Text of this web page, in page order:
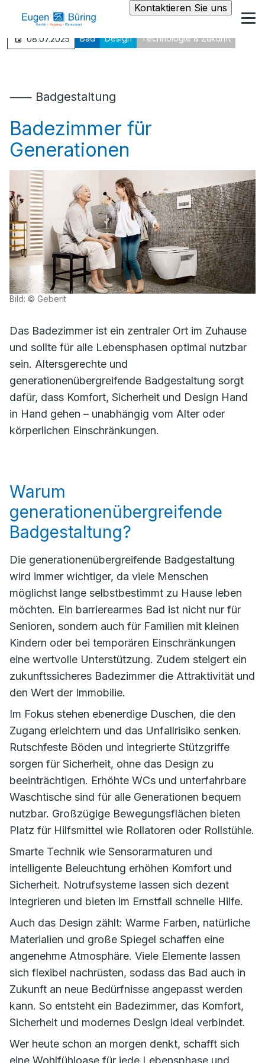
Kontaktieren Sie uns
08.07.2025 Bad Design Technologie & Zukunft
⸺ Badgestaltung
Badezimmer für
Generationen
Bild: © Geberit
Das Badezimmer ist ein zentraler Ort im Zuhause
und sollte für alle Lebensphasen optimal nutzbar
sein. Altersgerechte und
generationenübergreifende Badgestaltung sorgt
dafür, dass Komfort, Sicherheit und Design Hand
in Hand gehen – unabhängig vom Alter oder
körperlichen Einschränkungen.
Warum
generationenübergreifende
Badgestaltung?
Die generationenübergreifende Badgestaltung
wird immer wichtiger, da viele Menschen
möglichst lange selbstbestimmt zu Hause leben
möchten. Ein barrierearmes Bad ist nicht nur für
Senioren, sondern auch für Familien mit kleinen
Kindern oder bei temporären Einschränkungen
eine wertvolle Unterstützung. Zudem steigert ein
zukunftssicheres Badezimmer die Attraktivität und
den Wert der Immobilie.
Im Fokus stehen ebenerdige Duschen, die den
Zugang erleichtern und das Unfallrisiko senken.
Rutschfeste Böden und integrierte Stützgriffe
sorgen für Sicherheit, ohne das Design zu
beeinträchtigen. Erhöhte WCs und unterfahrbare
Waschtische sind für alle Generationen bequem
nutzbar. Großzügige Bewegungsflächen bieten
Platz für Hilfsmittel wie Rollatoren oder Rollstühle.
Smarte Technik wie Sensorarmaturen und
intelligente Beleuchtung erhöhen Komfort und
Sicherheit. Notrufsysteme lassen sich dezent
integrieren und bieten im Ernstfall schnelle Hilfe.
Auch das Design zählt: Warme Farben, natürliche
Materialien und große Spiegel schaffen eine
angenehme Atmosphäre. Viele Elemente lassen
sich flexibel nachrüsten, sodass das Bad auch in
Zukunft an neue Bedürfnisse angepasst werden
kann. So entsteht ein Badezimmer, das Komfort,
Sicherheit und modernes Design ideal verbindet.
Wer heute schon an morgen denkt, schafft sich
eine Wohlfühloase für jede Lebensphase und